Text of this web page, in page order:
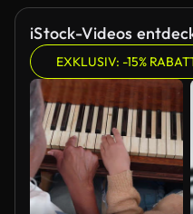
iStock-Videos
EXKLUSIV: -15%